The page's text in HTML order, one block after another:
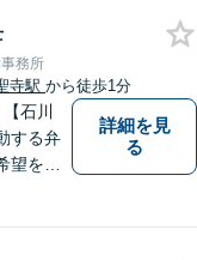
務所
寺駅 から徒歩1分
石川
する弁
を尊
詳細を見
る